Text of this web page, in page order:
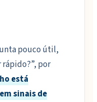
pouco útil,
rápido?”, por
está
sinais de